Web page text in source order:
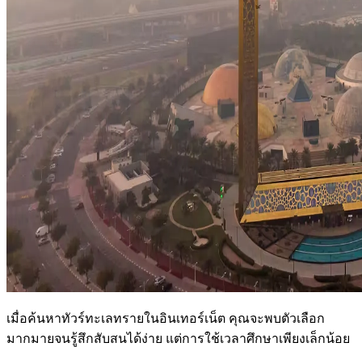
เมื่อค้นหาทัวร์ทะเลทรายในอินเทอร์เน็ต คุณจะพบตัวเลือก
มากมายจนรู้สึกสับสนได้ง่าย แต่การใช้เวลาศึกษาเพียงเล็กน้อย